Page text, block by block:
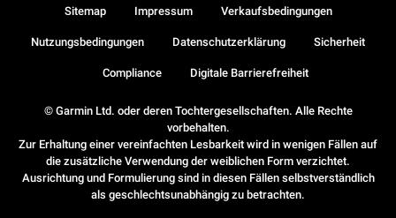
© Garmin Ltd. oder deren Tochtergesellschaften. Alle Rechte
vorbehalten.
Zur Erhaltung einer vereinfachten Lesbarkeit wird in wenigen Fällen auf
die zusätzliche Verwendung der weiblichen Form verzichtet.
Ausrichtung und Formulierung sind in diesen Fällen selbstverständlich
als geschlechtsunabhängig zu betrachten.
Sitemap Impressum Verkaufsbedingungen
Nutzungsbedingungen Datenschutzerklärung Sicherheit
Compliance Digitale Barrierefreiheit